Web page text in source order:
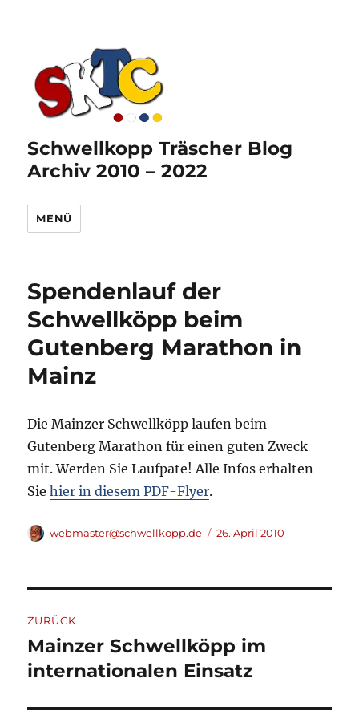
Schwellkopp Träscher Blog
Archiv 2010 – 2022
MENÜ
Spendenlauf der
Schwellköpp beim
Gutenberg Marathon in
Mainz
Die Mainzer Schwellköpp laufen beim
Gutenberg Marathon für einen guten Zweck
mit. Werden Sie Laufpate! Alle Infos erhalten
Siehier in diesem PDF-Flyer.
Autor
webmaster@schwellkopp.de
Veröffentlicht
26. April 2010
ZURÜCK
Vorheriger
Beitrag:
Mainzer Schwellköpp im
internationalen Einsatz